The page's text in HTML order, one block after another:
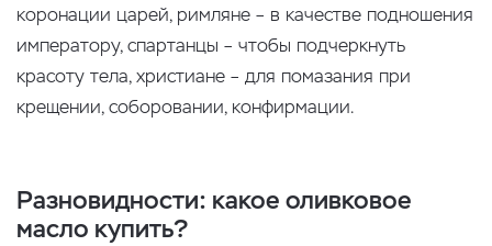
коронации царей, римляне – в качестве подношения
императору, спартанцы – чтобы подчеркнуть
красоту тела, христиане – для помазания при
крещении, соборовании, конфирмации.
Разновидности: какое оливковое
масло купить?